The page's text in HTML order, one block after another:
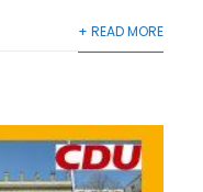
+ READ MORE